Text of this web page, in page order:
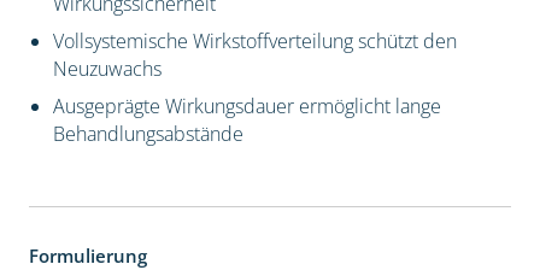
Vollsystemische Wirkstoffverteilung schützt den
Neuzuwachs
Ausgeprägte Wirkungsdauer ermöglicht lange
Behandlungsabstände
Formulierung